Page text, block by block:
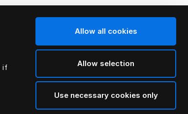
if
Allow all cookies
Allow selection
Use necessary cookies only